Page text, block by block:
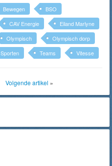
Bewegen
BSO
CAV Energie
Eiland Marlyne
Olympisch
Olympisch dorp
Sporten Teams Vitesse
Volgende artikel »